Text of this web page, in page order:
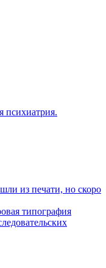
психиатрия.
из печати, но скоро
типография